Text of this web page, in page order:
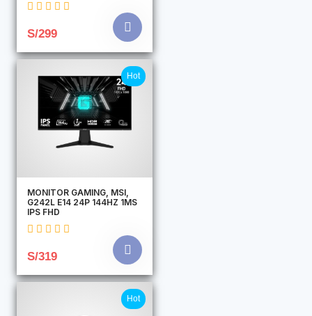
S/299
Hot
MONITOR GAMING, MSI,
G242L E14 24P 144HZ 1MS
IPS FHD
S/319
Hot